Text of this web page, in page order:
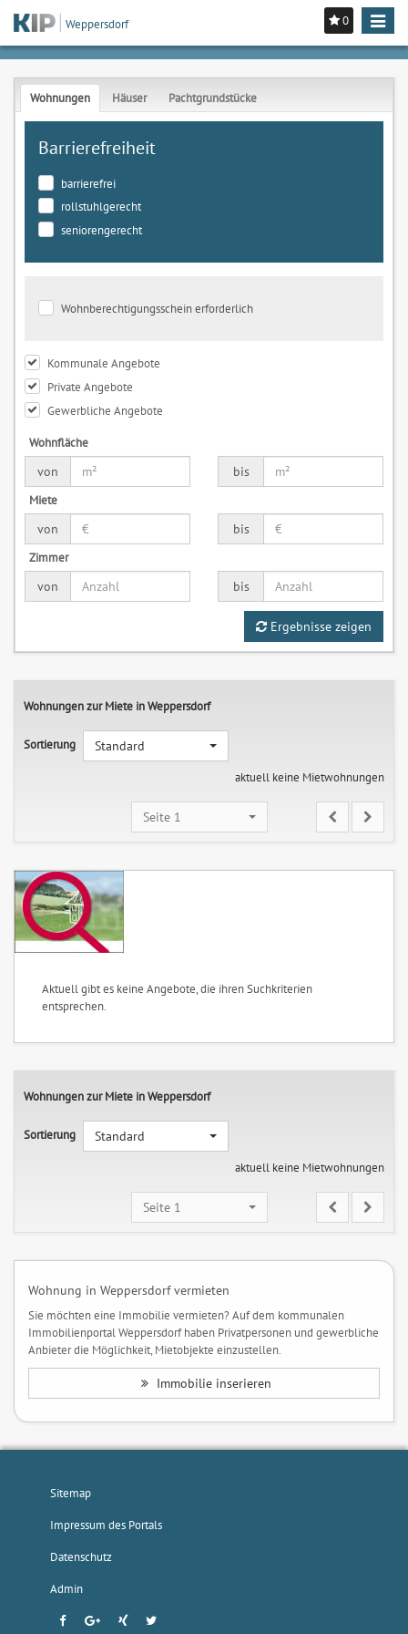
0
Toggle
Weppersdorf
Wohnungen Häuser Pachtgrundstücke
Barrierefreiheit
barrierefrei
rollstuhlgerecht
seniorengerecht
Wohnberechtigungsschein erforderlich
Kommunale Angebote
Private Angebote
Gewerbliche Angebote
Wohnfläche
von
bis
Miete
von
bis
Zimmer
von
bis
Ergebnisse zeigen
Wohnungen zur Miete in Weppersdorf
Sortierung
Standard
aktuell keine Mietwohnungen
Seite 1
Aktuell gibt es keine Angebote, die ihren Suchkriterien
entsprechen.
Wohnungen zur Miete in Weppersdorf
Sortierung
Standard
aktuell keine Mietwohnungen
Seite 1
Wohnung in Weppersdorf vermieten
Sie möchten eine Immobilie vermieten? Auf dem kommunalen
Immobilienportal Weppersdorf haben Privatpersonen und gewerbliche
Anbieter die Möglichkeit, Mietobjekte einzustellen.
Immobilie inserieren
Sitemap
Impressum des Portals
Datenschutz
Admin